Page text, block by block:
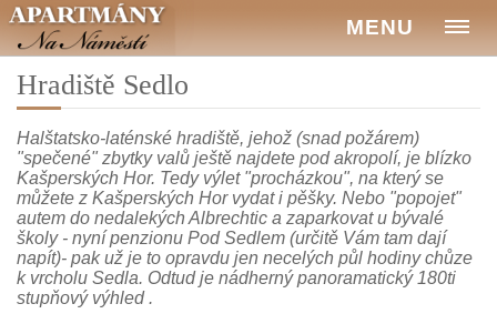
MENU
Hradiště Sedlo
Halštatsko-laténské hradiště, jehož (snad požárem)
"spečené" zbytky valů ještě najdete pod akropolí, je blízko
Kašperských Hor. Tedy výlet "procházkou", na který se
můžete z Kašperských Hor vydat i pěšky. Nebo "popojet"
autem do nedalekých Albrechtic a zaparkovat u bývalé
školy - nyní penzionu Pod Sedlem (určitě Vám tam dají
napít)- pak už je to opravdu jen necelých půl hodiny chůze
k vrcholu Sedla. Odtud je nádherný panoramatický 180ti
stupňový výhled .